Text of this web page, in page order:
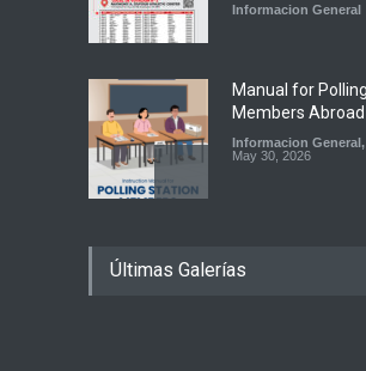
Informacion General
Manual for
Members Abroad
Informacion General,
May 30, 2026
podrán votar con
Últimas Galerías